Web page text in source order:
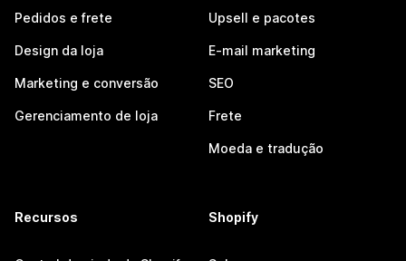
Pedidos e frete
Design da loja
Marketing e conversão
Gerenciamento de loja
Upsell e pacotes
E-mail marketing
SEO
Frete
Moeda e tradução
Recursos Shopify